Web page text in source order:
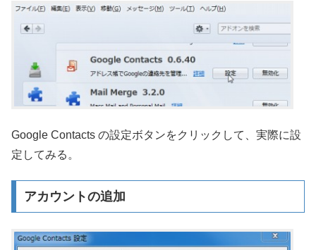
Google Contacts の設定ボタンをクリックして、実際に設
定してみる。
アカウントの追加